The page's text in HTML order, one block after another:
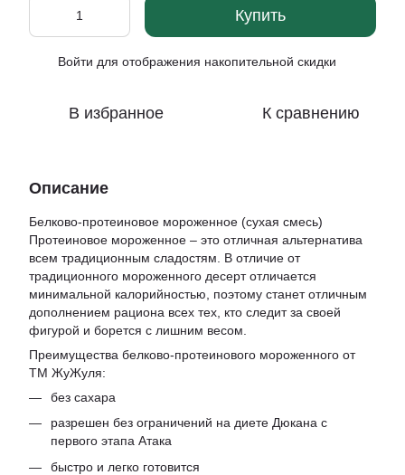
Купить
Войти для отображения накопительной скидки
В избранное К сравнению
Описание
Белково-протеиновое мороженное (сухая смесь)
Протеиновое мороженное – это отличная альтернатива
всем традиционным сладостям. В отличие от
традиционного мороженного десерт отличается
минимальной калорийностью, поэтому станет отличным
дополнением рациона всех тех, кто следит за своей
фигурой и борется с лишним весом.
Преимущества белково-протеинового мороженного от
ТМ ЖуЖуля:
без сахара
разрешен без ограничений на диете Дюкана с
первого этапа Атака
быстро и легко готовится